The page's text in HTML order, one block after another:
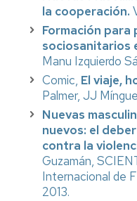
la cooperación.
Formación
sociosanitarios
Manu Izquierdo
Comic, El viaje,
Palmer, JJ
Nuevas
nuevos: el
contra la
Guzamán,
Internacional de
2013.